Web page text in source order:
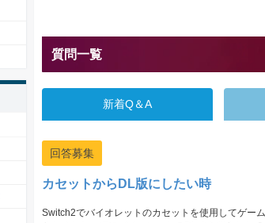
質問一覧
新着Q＆A
回答募集
カセットからDL版にしたい時
Switch2でバイオレットのカセットを使用してゲー